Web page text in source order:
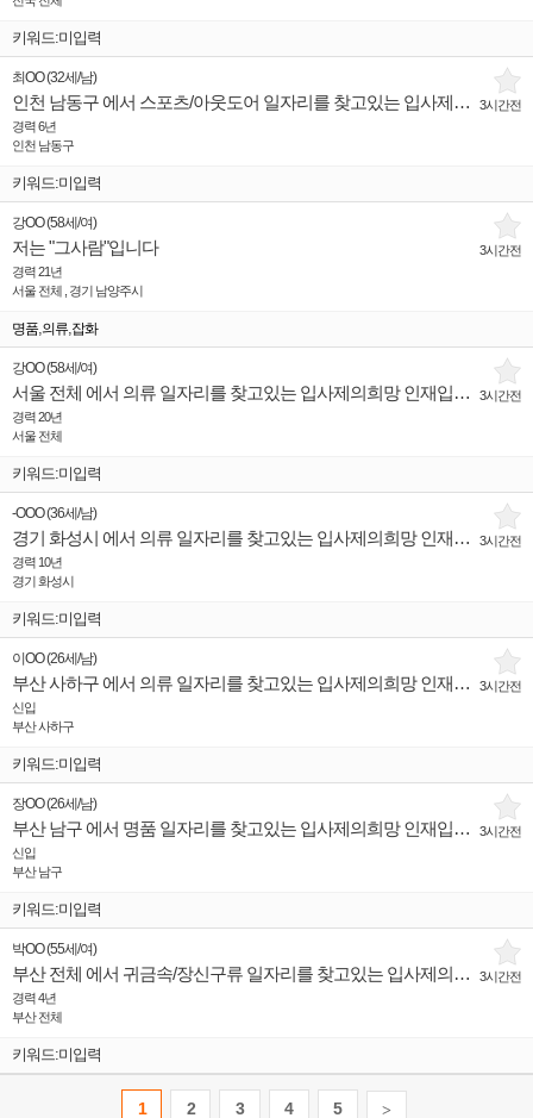
키워드:미입력
3시간전
최OO(32세 /남)
인천 남동구 에서 스포츠/아웃도어 일자리를 찾고있는 입사제의희망 인재입니다.
경력 6년
인천 남동구
키워드:미입력
3시간전
강OO(58세 /여)
저는 "그사람"입니다
경력 21년
서울 전체 , 경기 남양주시
명품,의류,잡화
3시간전
강OO(58세 /여)
서울 전체 에서 의류 일자리를 찾고있는 입사제의희망 인재입니다.
경력 20년
서울 전체
키워드:미입력
3시간전
-OOO(36세 /남)
경기 화성시 에서 의류 일자리를 찾고있는 입사제의희망 인재입니다.
경력 10년
경기 화성시
키워드:미입력
3시간전
이OO(26세 /남)
부산 사하구 에서 의류 일자리를 찾고있는 입사제의희망 인재입니다.
신입
부산 사하구
키워드:미입력
3시간전
장OO(26세 /남)
부산 남구 에서 명품 일자리를 찾고있는 입사제의희망 인재입니다.
신입
부산 남구
키워드:미입력
3시간전
박OO(55세 /여)
부산 전체 에서 귀금속/장신구류 일자리를 찾고있는 입사제의희망 인재입니다.
경력 4년
부산 전체
키워드:미입력
1 2 3 4 5 >